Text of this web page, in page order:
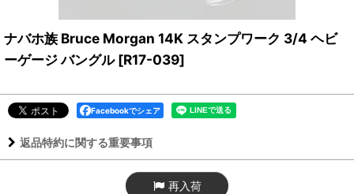
ナバホ族 Bruce Morgan 14K スタンプワーク 3/4 ヘビ
ーゲージ バングル [R17-039]
Facebookでシェア
返品特約に関する重要事項
再入荷